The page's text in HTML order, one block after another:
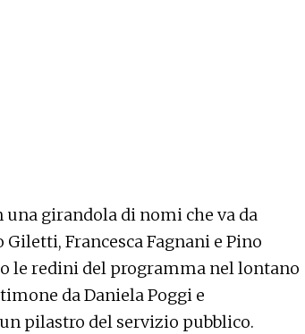
una girandola di nomi che va da
Francesca Fagnani e Pino
le redini del programma nel lontano
da Daniela Poggi e
pilastro del servizio pubblico.